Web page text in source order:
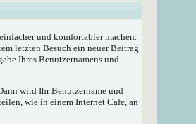
und komfortabler machen.
letzten Besuch ein neuer Beitrag
Ihres Benutzernamens und
wird Ihr Benutzername und
wie in einem Internet Cafe, an